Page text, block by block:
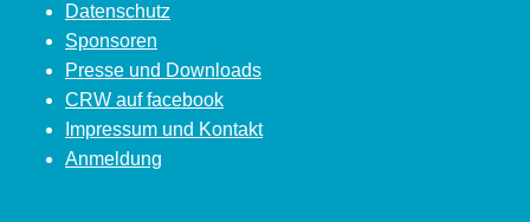
Datenschutz
Sponsoren
Presse und Downloads
CRW auf facebook
Impressum und Kontakt
Anmeldung